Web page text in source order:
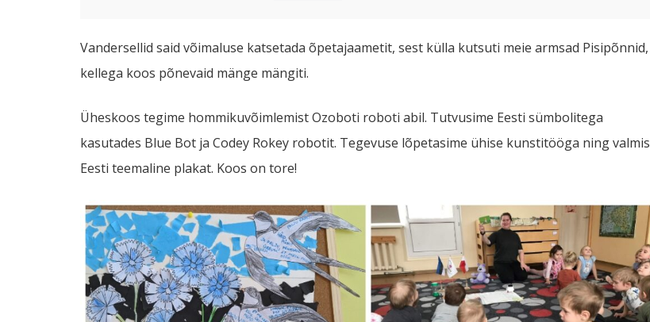
Vandersellid said võimaluse katsetada õpetajaametit, sest külla kutsuti meie armsad Pisipõnnid,
kellega koos põnevaid mänge mängiti.
Üheskoos tegime hommikuvõimlemist Ozoboti roboti abil. Tutvusime Eesti sümbolitega
kasutades Blue Bot ja Codey Rokey robotit. Tegevuse lõpetasime ühise kunstitööga ning valmis
Eesti teemaline plakat. Koos on tore!